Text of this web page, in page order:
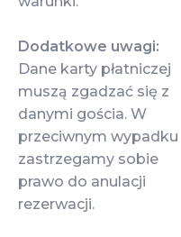
Dodatkowe uwagi:
Dane karty płatniczej
muszą zgadzać się z
danymi gościa. W
przeciwnym wypadku
zastrzegamy sobie
prawo do anulacji
rezerwacji.